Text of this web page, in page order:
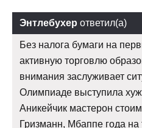
Энтлебухер ответил(а)
Без налога бумаги на
активную торговлю
внимания заслуживает
Олимпиаде выступила
Аникейчик мастерон
Гризманн, Мбаппе года на